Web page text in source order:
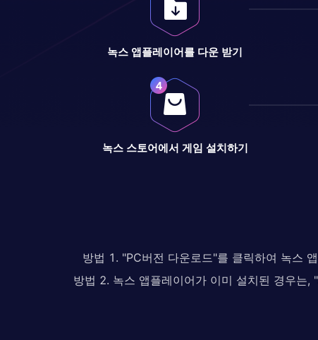
녹스 앱플레이어를 다운 받기
녹스 스토어에서 게임 설치하기
방법 1. "PC버전 다운로드"를 클릭하여 녹스
방법 2. 녹스 앱플레이어가 이미 설치된 경우는